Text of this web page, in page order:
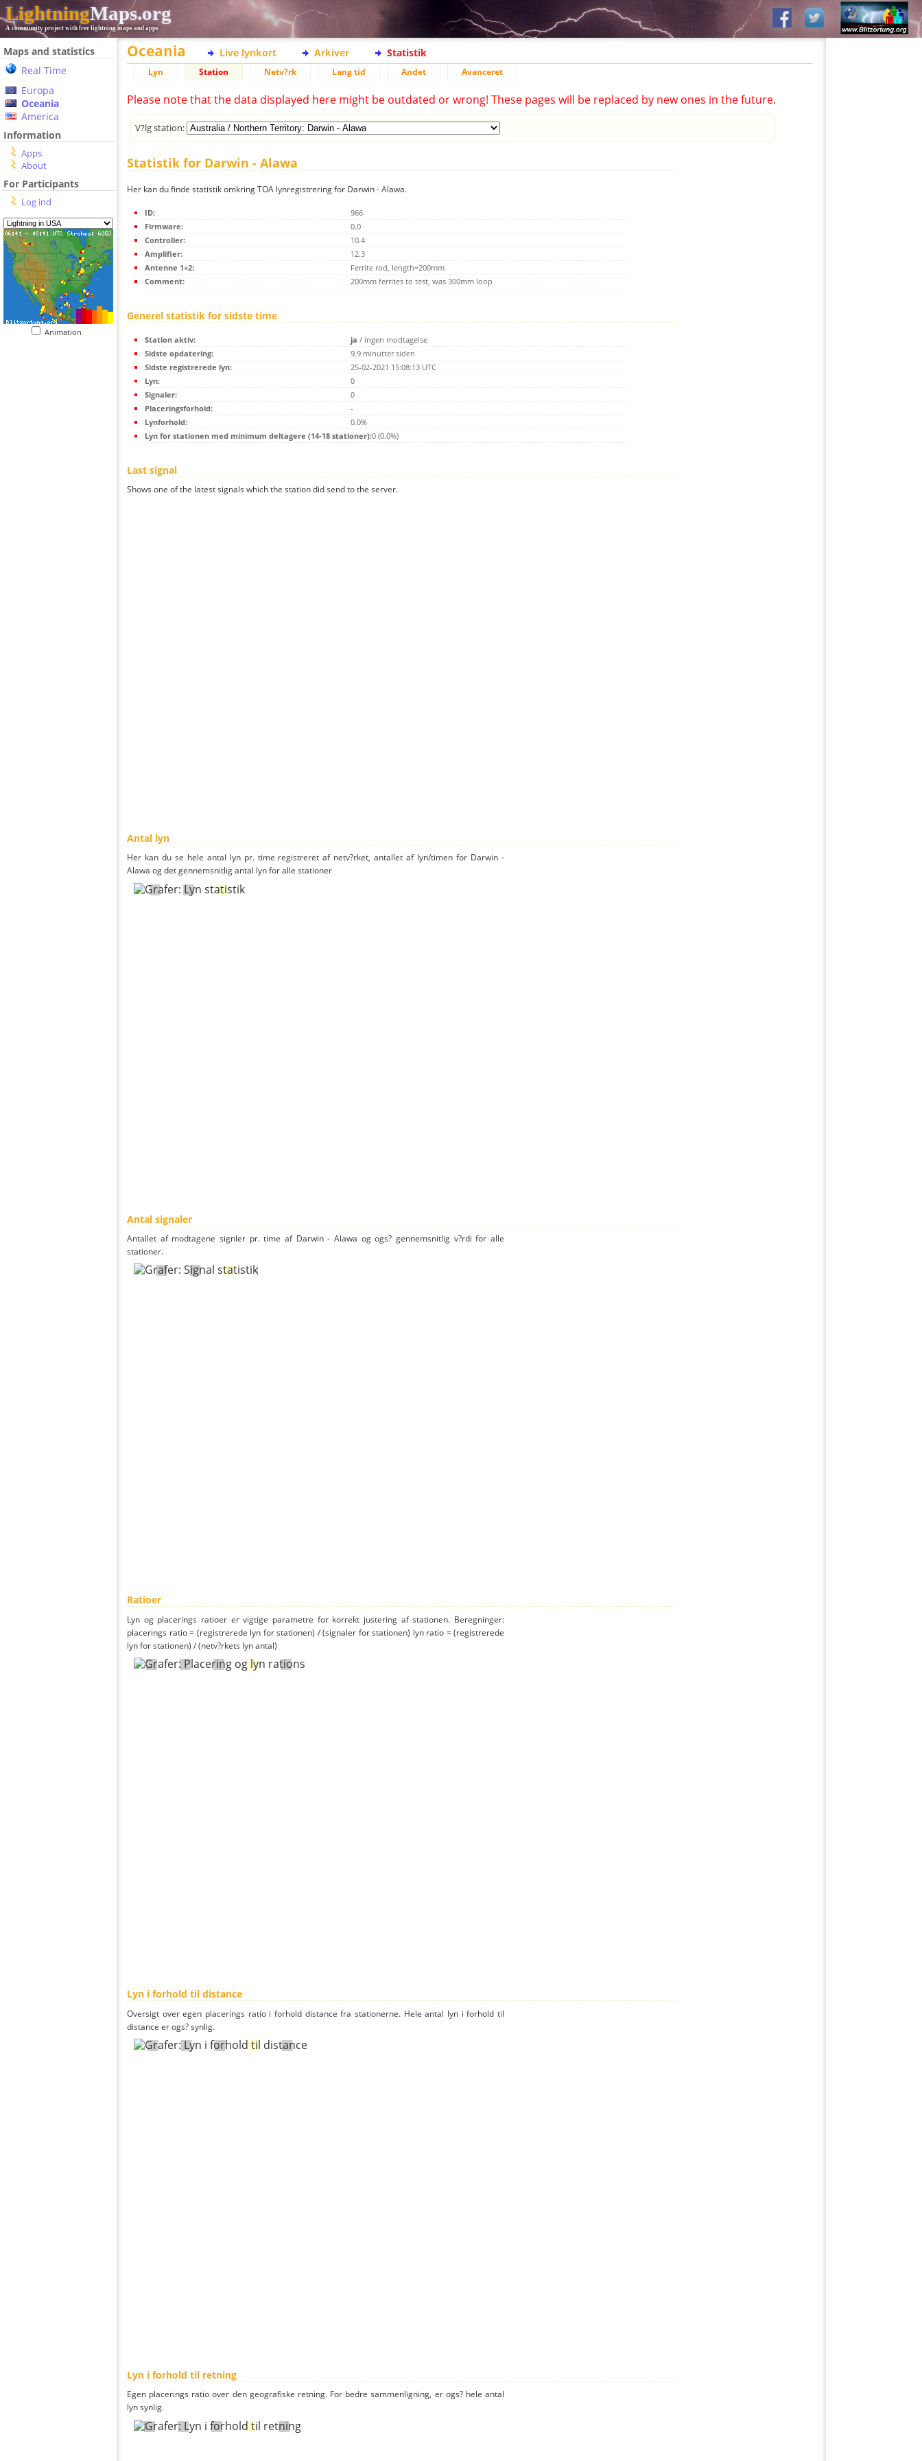
LightningMaps.org
A community project with free lightning maps and apps
Maps and statistics
Real Time
Europa
Oceania
America
Information
Apps
About
For Participants
Log ind
Animation
Oceania Live lynkort Arkiver Statistik
Lyn Station Netv?rk Lang tid Andet Avanceret
Please note that the data displayed here might be outdated or wrong! These pages will be replaced by new ones in the future.
V?lg station:
Statistik for Darwin - Alawa
Her kan du finde statistik omkring TOA lynregistrering for Darwin - Alawa.
ID:
966
Firmware:
0.0
Controller:
10.4
Amplifier:
12.3
Antenne 1+2:
Ferrite rod, length=200mm
Comment:
200mm ferrites to test, was 300mm loop
Generel statistik for sidste time
Station aktiv: ja / ingen modtagelse
Sidste opdatering:
9.9 minutter siden
Sidste registrerede lyn:
25-02-2021 15:08:13 UTC
Lyn:
0
Signaler:
0
Placeringsforhold:
-
Lynforhold:
0.0%
Lyn for stationen med minimum deltagere (14-18 stationer):0 (0.0%)
Last signal
Shows one of the latest signals which the station did send to the server.
Antal lyn
Her kan du se hele antal lyn pr. time registreret af netv?rket, antallet af lyn/timen for Darwin -
Alawa og det gennemsnitlig antal lyn for alle stationer
Antal signaler
Antallet af modtagene signler pr. time af Darwin - Alawa og ogs? gennemsnitlig v?rdi for alle
stationer.
Ratioer
Lyn og placerings ratioer er vigtige parametre for korrekt justering af stationen. Beregninger:
placerings ratio = (registrerede lyn for stationen) / (signaler for stationen) lyn ratio = (registrerede
lyn for stationen) / (netv?rkets lyn antal)
Lyn i forhold til distance
Oversigt over egen placerings ratio i forhold distance fra stationerne. Hele antal lyn i forhold til
distance er ogs? synlig.
Lyn i forhold til retning
Egen placerings ratio over den geografiske retning. For bedre sammenligning, er ogs? hele antal
lyn synlig.